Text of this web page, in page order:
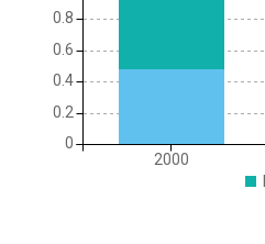
2000
0
0.2
0.4
0.6
0.8